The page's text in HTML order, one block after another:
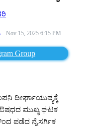
Nov 15, 2025 6:15 PM
Group
ದೀರ್ಘಾಯುಷ್ಯಕ್ಕೆ
ಔಷಧದ ಮುಖ್ಯ ಘಟಕ
ಪಡೆದ ನೈಸರ್ಗಿಕ